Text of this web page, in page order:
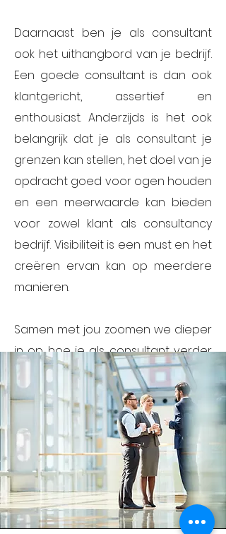
Daarnaast ben je als consultant
ook het uithangbord van je bedrijf.
Een goede consultant is dan ook
klantgericht, assertief en
enthousiast. Anderzijds is het ook
belangrijk dat je als consultant je
grenzen kan stellen, het doel van je
opdracht goed voor ogen houden
en een meerwaarde kan bieden
voor zowel klant als consultancy
bedrijf. Visibiliteit is een must en het
creëren ervan kan op meerdere
manieren.
Samen met jou zoomen we dieper
in op hoe je als consultant verder
kan groeien en het beste uit jezelf
kan halen.